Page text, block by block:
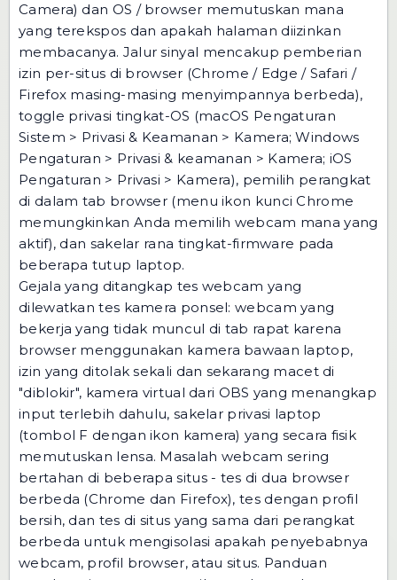
Camera) dan OS / browser memutuskan mana
yang terekspos dan apakah halaman diizinkan
membacanya. Jalur sinyal mencakup pemberian
izin per-situs di browser (Chrome / Edge / Safari /
Firefox masing-masing menyimpannya berbeda),
toggle privasi tingkat-OS (macOS Pengaturan
Sistem > Privasi & Keamanan > Kamera; Windows
Pengaturan > Privasi & keamanan > Kamera; iOS
Pengaturan > Privasi > Kamera), pemilih perangkat
di dalam tab browser (menu ikon kunci Chrome
memungkinkan Anda memilih webcam mana yang
aktif), dan sakelar rana tingkat-firmware pada
beberapa tutup laptop.
Gejala yang ditangkap tes webcam yang
dilewatkan tes kamera ponsel: webcam yang
bekerja yang tidak muncul di tab rapat karena
browser menggunakan kamera bawaan laptop,
izin yang ditolak sekali dan sekarang macet di
"diblokir", kamera virtual dari OBS yang menangkap
input terlebih dahulu, sakelar privasi laptop
(tombol F dengan ikon kamera) yang secara fisik
memutuskan lensa. Masalah webcam sering
bertahan di beberapa situs - tes di dua browser
berbeda (Chrome dan Firefox), tes dengan profil
bersih, dan tes di situs yang sama dari perangkat
berbeda untuk mengisolasi apakah penyebabnya
webcam, profil browser, atau situs. Panduan